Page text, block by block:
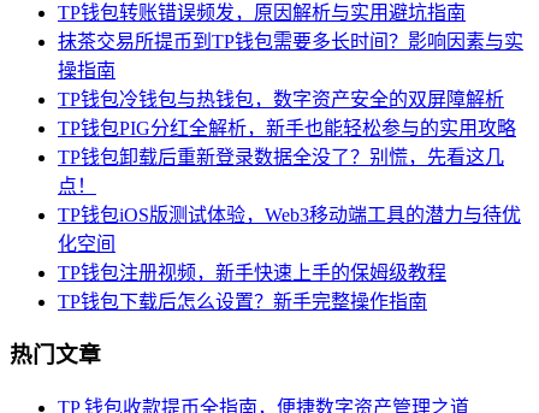
TP钱包转账错误频发，原因解析与实用避坑指南
抹茶交易所提币到TP钱包需要多长时间？影响因素与实
操指南
TP钱包冷钱包与热钱包，数字资产安全的双屏障解析
TP钱包PIG分红全解析，新手也能轻松参与的实用攻略
TP钱包卸载后重新登录数据全没了？别慌，先看这几
点！
TP钱包iOS版测试体验，Web3移动端工具的潜力与待优
化空间
TP钱包注册视频，新手快速上手的保姆级教程
TP钱包下载后怎么设置？新手完整操作指南
热门文章
TP 钱包收款提币全指南，便捷数字资产管理之道